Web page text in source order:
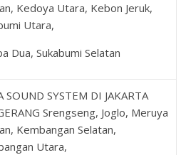
Kedoya Utara, Kebon Jeruk,
Utara,
Dua, Sukabumi Selatan
SOUND SYSTEM DI JAKARTA
Srengseng, Joglo, Meruya
Kembangan Selatan,
Utara,